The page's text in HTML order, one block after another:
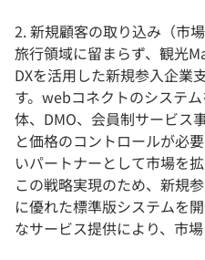
2. 新規顧客の取り込み（市場
旅行領域に留まらず、観光
DXを活用した新規参入企業
す。webコネクトのシステ
体、DMO、会員制サービス
と価格のコントロールが必
いパートナーとして市場を拡
この戦略実現のため、新規
に優れた標準版システムを
なサービス提供により、市